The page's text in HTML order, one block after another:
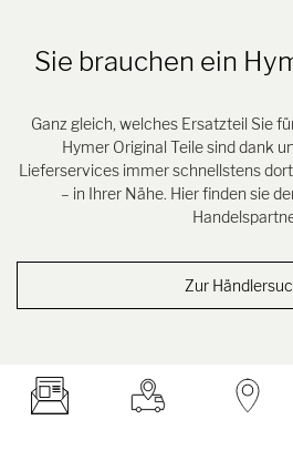
Sie brauchen ein
Ganz gleich, welches Ersatzteil Sie
Hymer Original Teile sind dank
Lieferservices immer schnellstens
– in Ihrer Nähe. Hier finden sie
Zur